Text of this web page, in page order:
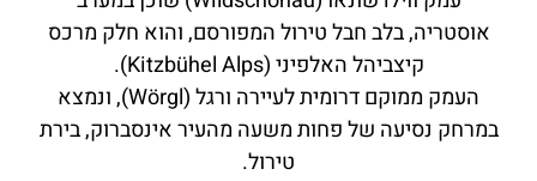
אוסטריה, בלב חבל טירול המפורסם, והוא חלק מרכס
קיצביהל האלפיני (Kitzbühel Alps).
העמק ממוקם דרומית לעיירה ורגל (Wörgl), ונמצא
במרחק נסיעה של פחות משעה מהעיר אינסברוק, בירת
טירול.